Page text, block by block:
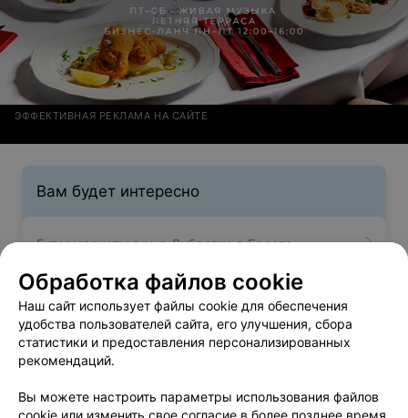
ЭФФЕКТИВНАЯ РЕКЛАМА НА САЙТЕ
Вам будет интересно
Гипермаркеты в м-р Дубровка в Бресте
Гипермаркеты в м-р Киевка в Бресте
Гипермаркеты в м-р Ковалево в Бресте
Обработка файлов cookie
Наш сайт использует файлы cookie для обеспечения
удобства пользователей сайта, его улучшения, сбора
статистики и предоставления персонализированных
рекомендаций.
Вы можете настроить параметры использования файлов
cookie или изменить свое согласие в более позднее время.